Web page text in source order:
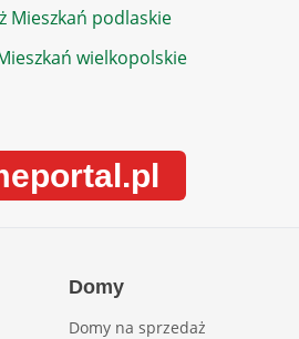
Mieszkań podlaskie
wielkopolskie
Domy
Domy na sprzedaż